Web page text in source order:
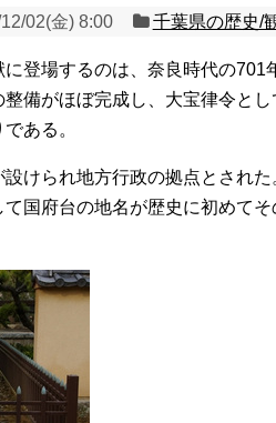
02(金) 8:00 千葉県の歴史/
登場するのは、奈良時代の701
備がほぼ完成し、大宝律令と
ある。
けられ地方行政の拠点とされ
国府台の地名が歴史に初めて